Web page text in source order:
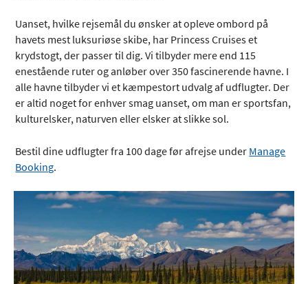
Uanset, hvilke rejsemål du ønsker at opleve ombord på
havets mest luksuriøse skibe, har Princess Cruises et
krydstogt, der passer til dig. Vi tilbyder mere end 115
enestående ruter og anløber over 350 fascinerende havne. I
alle havne tilbyder vi et kæmpestort udvalg af udflugter. Der
er altid noget for enhver smag uanset, om man er sportsfan,
kulturelsker, naturven eller elsker at slikke sol.
Bestil dine udflugter fra 100 dage før afrejse under Manage
Booking.